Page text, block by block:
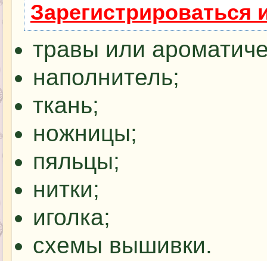
травы или
наполнитель;
ткань;
ножницы;
пяльцы;
нитки;
иголка;
схемы вышивки.